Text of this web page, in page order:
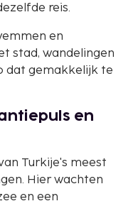
reis.
en
stad, wandelingen
dat gemakkelijk te
en
Turkije's meest
Hier wachten
en een